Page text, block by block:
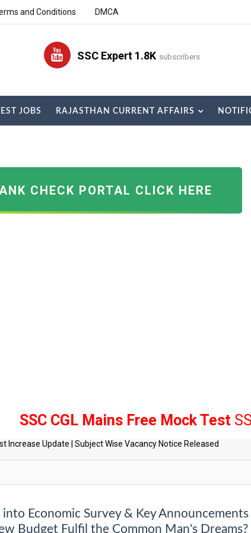
and Conditions DMCA
SSC Expert 1.8K subscribers
JOBS RAJASTHAN CURRENT AFFAIRS
CHECK PORTAL CLICK HERE
CGL Mains Free Mock TestSSC ,
Economic Survey & Key Announcements
Budget Fulfil the Common Man's Dreams?